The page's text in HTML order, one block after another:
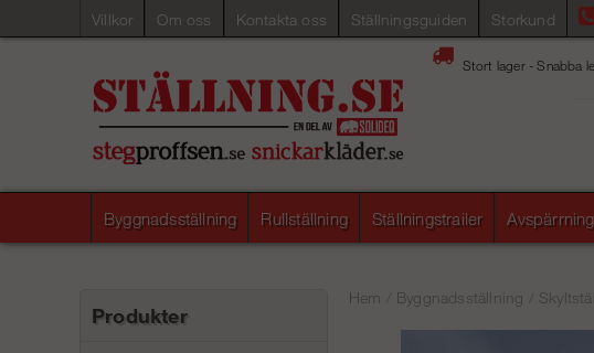
Villkor Om oss Kontakta oss Ställningsguiden Storkund
Stort lager - Snabba
Byggnadsställning Rullställning Ställningstrailer
Produkter
Hem Byggnadsställning